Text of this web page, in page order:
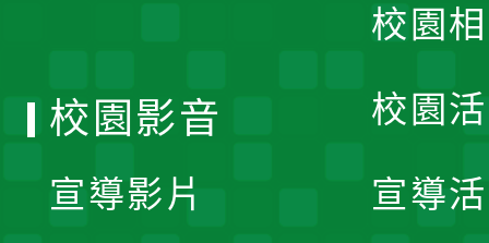
校園
校園
宣導
校園影音
宣導影片